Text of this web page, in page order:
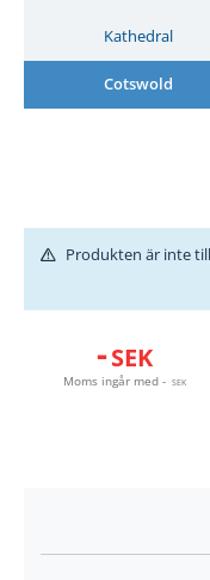
Kathedral
Cotswold
Produkten är inte
-SEK
Moms ingår med- SEK